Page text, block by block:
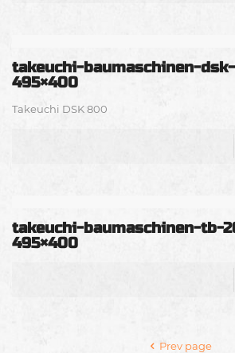
takeuchi-baumaschinen-
495×400
Takeuchi DSK 800
takeuchi-baumaschinen-tb-
495×400
Prev page